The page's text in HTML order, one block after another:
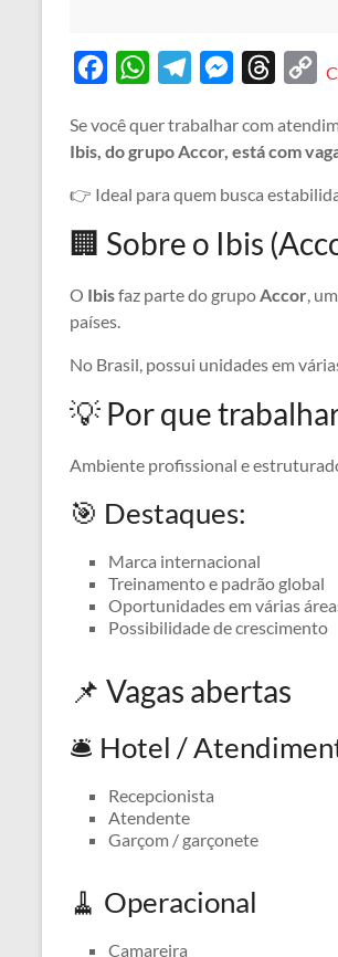
c
b
o
k
W
a
s
p
l
g
m
M
s
e
e
r
a
d
s
C
p
y
L
k
Se você quer trabalhar com
Ibis, do grupo Accor, está com
👉 Ideal para quem busca
🏢 Sobre o Ibis
O Ibisfaz parte do grupoAccor,
países.
No Brasil, possui unidades em
💡 Por que
Ambiente profissional e
🎯 Destaques:
Marca internacional
Treinamento e padrão global
Oportunidades em várias
Possibilidade de crescimento
📌 Vagas abertas
🛎️ Hotel /
Recepcionista
Atendente
Garçom / garçonete
🧹 Operacional
Camareira